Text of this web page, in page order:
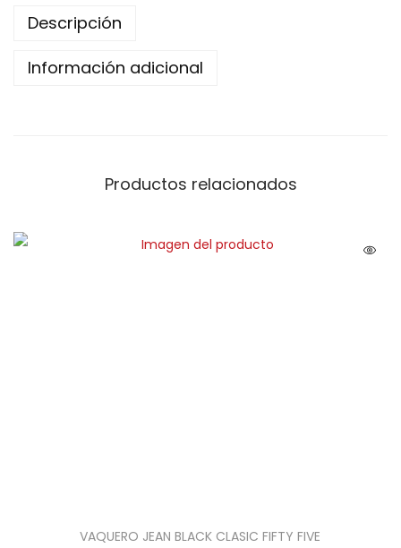
Descripción
Información adicional
Productos relacionados
VAQUERO JEAN BLACK CLASIC FIFTY FIVE